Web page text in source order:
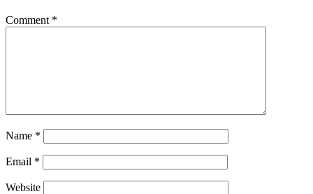
Comment *
Name *
Email *
Website